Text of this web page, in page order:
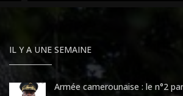
IL Y A UNE SEMAINE
Armée camerounaise : le n°2